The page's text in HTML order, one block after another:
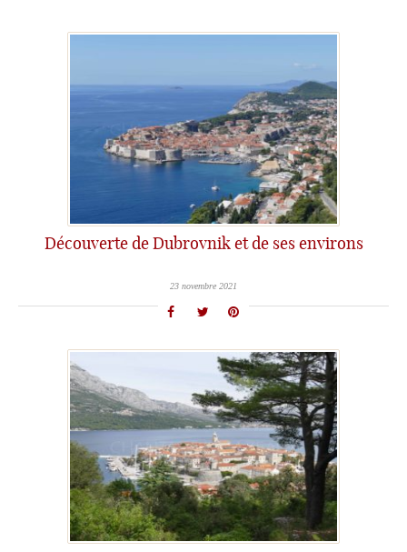
Découverte de Dubrovnik et de ses environs
23 novembre 2021